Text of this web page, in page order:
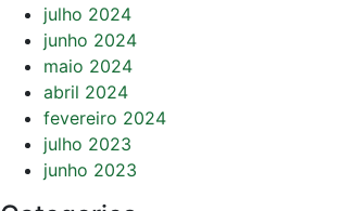
julho 2024
junho 2024
maio 2024
abril 2024
fevereiro 2024
julho 2023
junho 2023